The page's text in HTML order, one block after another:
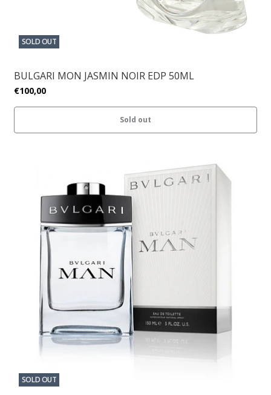
SOLD OUT
BULGARI MON JASMIN NOIR EDP 50ML
€100,00
Sold out
SOLD OUT